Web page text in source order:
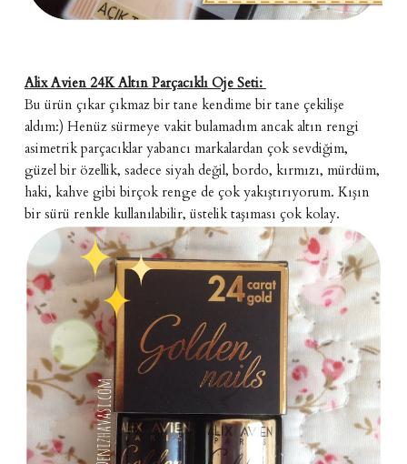
Alix Avien 24K Altın Parçacıklı Oje Seti:
Bu ürün çıkar çıkmaz bir tane kendime bir tane çekilişe
aldım:) Henüz sürmeye vakit bulamadım ancak altın rengi
asimetrik parçacıklar yabancı markalardan çok sevdiğim,
güzel bir özellik, sadece siyah değil, bordo, kırmızı, mürdüm,
haki, kahve gibi birçok renge de çok yakıştırıyorum. Kışın
bir sürü renkle kullanılabilir, üstelik taşıması çok kolay.